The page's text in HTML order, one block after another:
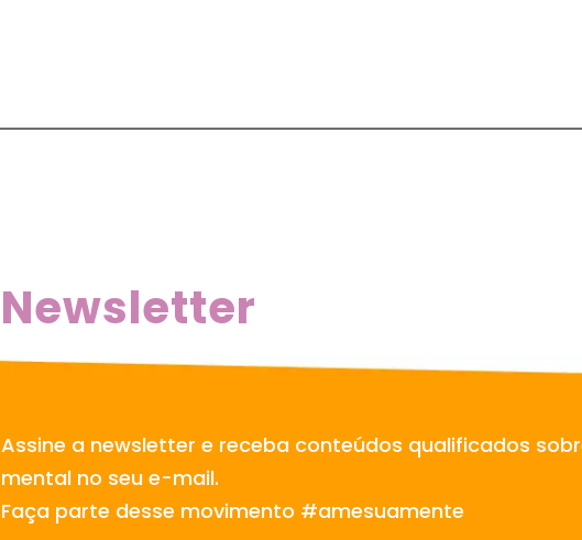
Newsletter
Assine a newsletter e receba conteúdos qualificados
mental no seu e-mail.
Faça parte desse movimento #amesuamente